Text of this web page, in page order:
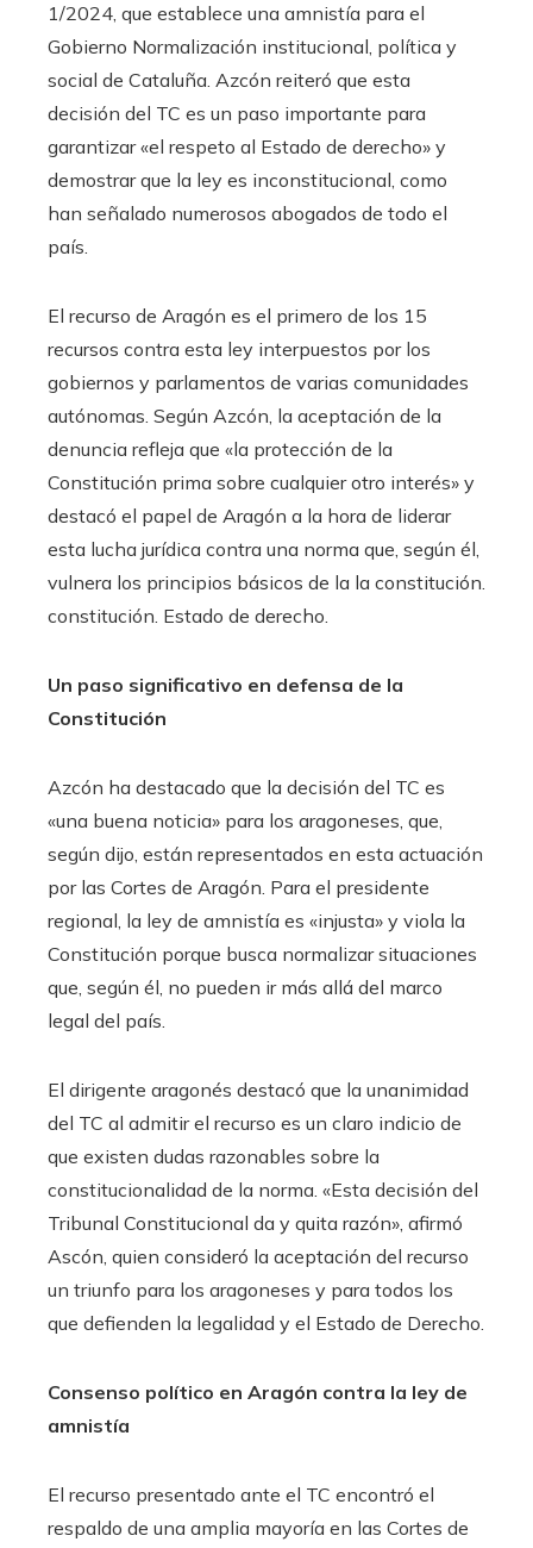
1/2024, que establece una amnistía para el
Gobierno Normalización institucional, política y
social de Cataluña. Azcón reiteró que esta
decisión del TC es un paso importante para
garantizar «el respeto al Estado de derecho» y
demostrar que la ley es inconstitucional, como
han señalado numerosos abogados de todo el
país.
El recurso de Aragón es el primero de los 15
recursos contra esta ley interpuestos por los
gobiernos y parlamentos de varias comunidades
autónomas. Según Azcón, la aceptación de la
denuncia refleja que «la protección de la
Constitución prima sobre cualquier otro interés» y
destacó el papel de Aragón a la hora de liderar
esta lucha jurídica contra una norma que, según él,
vulnera los principios básicos de la la constitución.
constitución. Estado de derecho.
Un paso significativo en defensa de la
Constitución
Azcón ha destacado que la decisión del TC es
«una buena noticia» para los aragoneses, que,
según dijo, están representados en esta actuación
por las Cortes de Aragón. Para el presidente
regional, la ley de amnistía es «injusta» y viola la
Constitución porque busca normalizar situaciones
que, según él, no pueden ir más allá del marco
legal del país.
El dirigente aragonés destacó que la unanimidad
del TC al admitir el recurso es un claro indicio de
que existen dudas razonables sobre la
constitucionalidad de la norma. «Esta decisión del
Tribunal Constitucional da y quita razón», afirmó
Ascón, quien consideró la aceptación del recurso
un triunfo para los aragoneses y para todos los
que defienden la legalidad y el Estado de Derecho.
Consenso político en Aragón contra la ley de
amnistía
El recurso presentado ante el TC encontró el
respaldo de una amplia mayoría en las Cortes de